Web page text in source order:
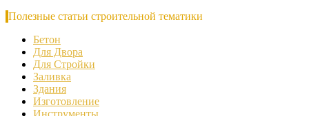
Полезные статьи строительной тематики
Бетон
Для Двора
Для Стройки
Заливка
Здания
Изготовление
Инструменты